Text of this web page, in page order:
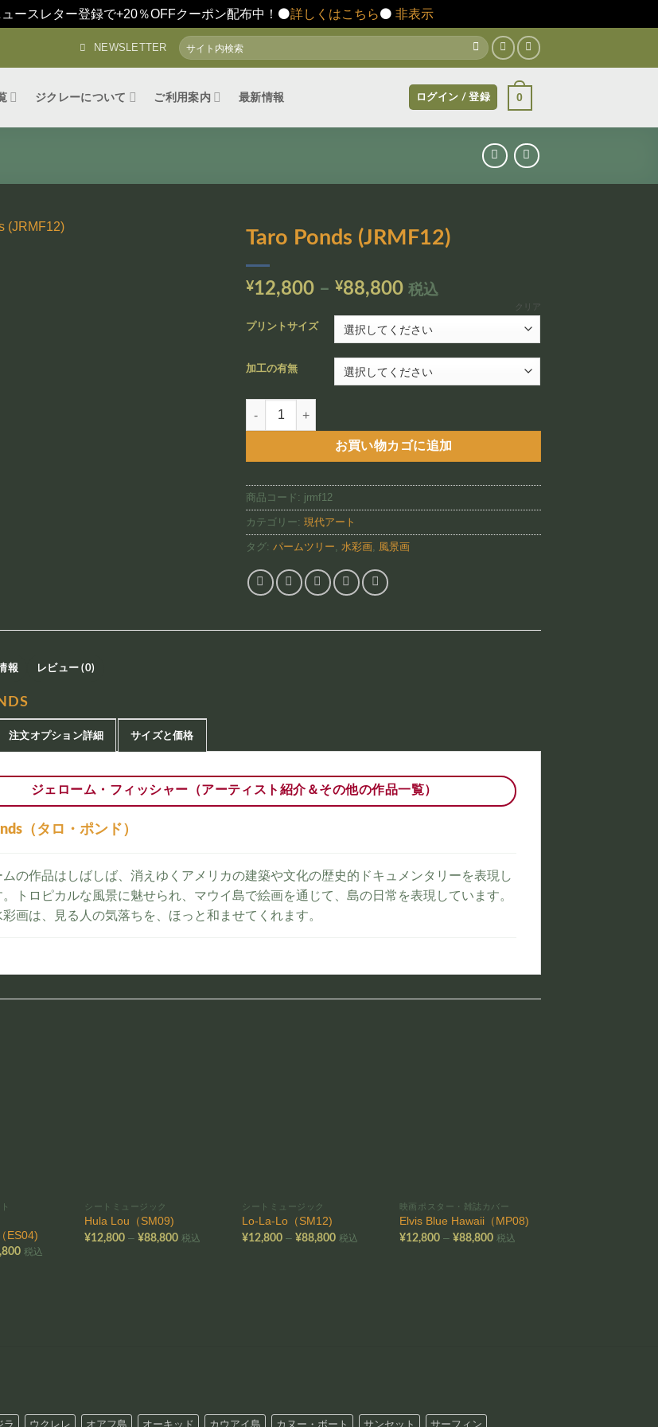
ースレター登録で+20％OFFクーポン配布中！⚫️詳しくはこちら⚫️ 非表示
NEWSLETTER
検
索
対
ジクレーについて ご利用案内 最新情報 ログイン / 登録 0
Taro Ponds (JRMF12)
¥12,800 – ¥88,800価
帯:
¥12,800
–
¥88,800
税込
プリントサイズ
加工の有無
クリア
Taro Ponds (JRMF12)個
お買い物カゴに追加
商品コード: jrmf12
カテゴリー:現代アート
タグ: パームツリー 水彩画 風景画
報 レビュー (0)
注文オプション詳細 サイズと価格
ジェローム・フィッシャー（アーティスト紹介＆その他の作品一覧）
（タロ・ポンド）
ムの作品はしばしば、消えゆくアメリカの建築や文化の歴史的ドキュメンタリーを表現し
。トロピカルな風景に魅せられ、マウイ島で絵画を通じて、島の日常を表現しています。
画は、見る人の気落ちを、ほっと和ませてくれます。
ES04)
価税込
シートミュージック
Hula Lou（SM09)
¥12,800 –¥88,800価税込
シートミュージック
Lo-La-Lo（SM12)
¥12,800 –¥88,800価税込
映画ポスター・雑誌カバー
Elvis Blue Hawaii（MP08)
¥12,800 – ¥88,800価税込
ラ ウクレレ オアフ島 オーキッド カウアイ島 カヌー・ボート サンセット サーフィン